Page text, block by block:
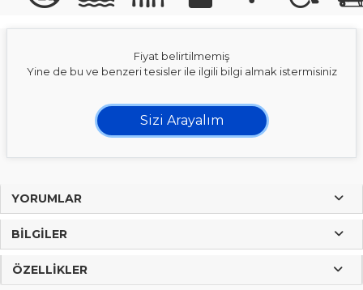
Fiyat belirtilmemiş
Yine de bu ve benzeri tesisler ile ilgili bilgi almak istermisiniz
Sizi Arayalım
YORUMLAR
BILGILER
ÖZELLIKLER